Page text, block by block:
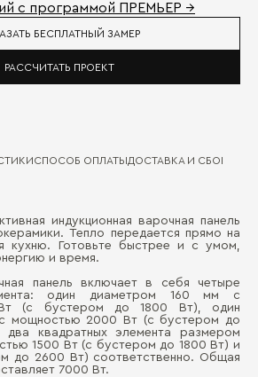
с программой ПРЕМЬЕР →
БЕСПЛАТНЫЙ ЗАМЕР
РАССЧИТАТЬ ПРОЕКТ
СПОСОБ ОПЛАТЫДОСТАВКА И СБОРКА
индукционная варочная панель
Тепло передается прямо на
кухню. Готовьте быстрее и с умом,
и время.
панель включает в себя четыре
один диаметром 160 мм с
(с бустером до 1800 Вт), один
мощностью 2000 Вт (с бустером до
квадратных элемента размером
1500 Вт (с бустером до 1800 Вт) и
до 2600 Вт) соответственно. Общая
7000 Вт.